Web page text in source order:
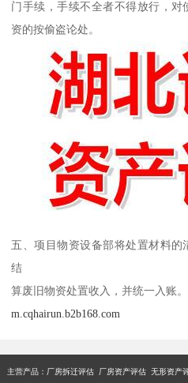
门手续，手续不全者不得放行，
资的按偷盗论处。
五、项目物资设备部将处置材料
结
算废旧物资处置收入，并统一入账。
m.cqhairun.b2b168.com
主营产品：厂房拆迁评估 厂房资产评估 无形资